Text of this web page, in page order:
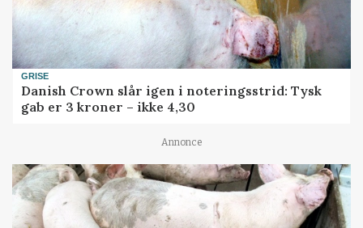
GRISE
Danish Crown slår igen i noteringsstrid: Tysk
gab er 3 kroner – ikke 4,30
Annonce